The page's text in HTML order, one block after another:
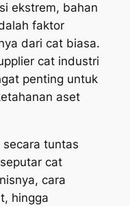
ekstrem, bahan
faktor
dari cat biasa.
cat industri
penting untuk
aset
tuntas
cat
cara
hingga